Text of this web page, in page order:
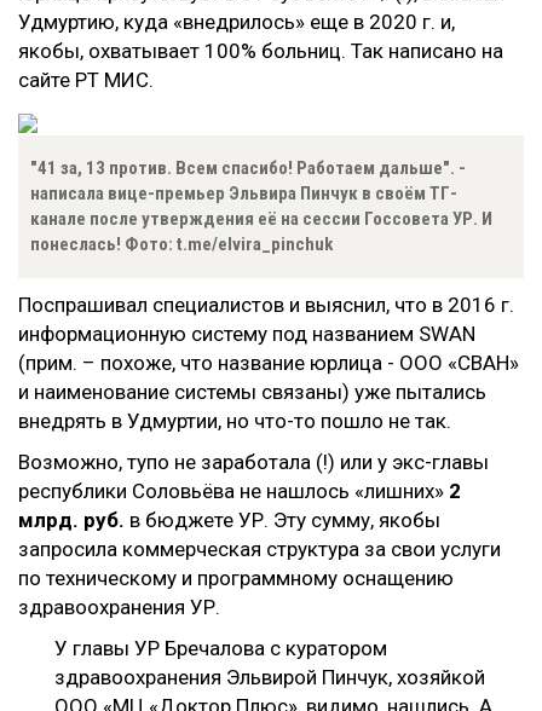
Удмуртию, куда «внедрилось» еще в 2020 г. и,
якобы, охватывает 100% больниц. Так написано на
сайте РТ МИС.
"41 за, 13 против. Всем спасибо! Работаем дальше". -
написала вице-премьер Эльвира Пинчук в своём ТГ-
канале после утверждения её на сессии Госсовета УР. И
понеслась! Фото: t.me/elvira_pinchuk
Поспрашивал специалистов и выяснил, что в 2016 г.
информационную систему под названием SWAN
(прим. – похоже, что название юрлица - ООО «СВАН»
и наименование системы связаны) уже пытались
внедрять в Удмуртии, но что-то пошло не так.
Возможно, тупо не заработала (!) или у экс-главы
республики Соловьёва не нашлось «лишних» 2
млрд. руб. в бюджете УР. Эту сумму, якобы
запросила коммерческая структура за свои услуги
по техническому и программному оснащению
здравоохранения УР.
У главы УР Бречалова с куратором
здравоохранения Эльвирой Пинчук, хозяйкой